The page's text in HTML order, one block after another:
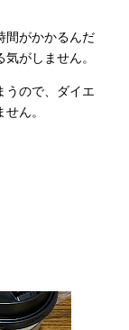
間がかかるんだ
がしません。
うので、ダイエ
ん。